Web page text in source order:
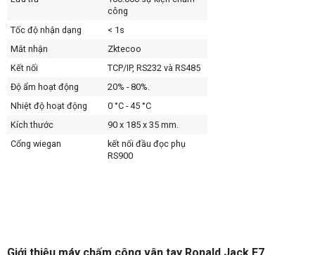
công
Tốc độ nhận dạng
< 1s
Mắt nhận
Zktecoo
Kết nối
TCP/IP, RS232 và RS485
Độ ẩm hoạt động
20% - 80%.
Nhiệt độ hoạt động
0 °C - 45 °C
Kích thước
90 x 185 x 35 mm.
Cổng wiegan
kết nối đầu đọc phụ
RS900